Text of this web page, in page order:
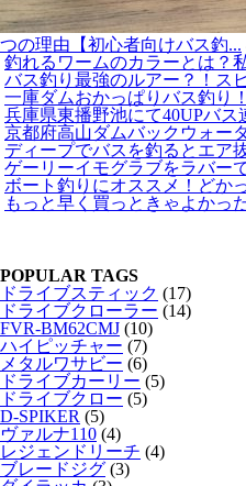
つの理由【初心者向けバス釣...
釣れるワームのカラーとは？
バス釣り最強のルアー？！ス
一庫ダムおかっぱりバス釣り
兵庫県東播野池にて40UPバス
京都府高山ダムバックウォー
ディープでバスを釣るとエア
ゲーリーイモグラブをラバー
ボート釣りにオススメ！どか
もっと早く買っときゃよかっ
POPULAR TAGS
ドライブスティック (17)
ドライブクローラー (14)
FVR-BM62CMJ (10)
ハイピッチャー (7)
メタルワサビー (6)
ドライブカーリー (5)
ドライブクロー (5)
D-SPIKER (5)
ヴァルナ110 (4)
レジェンドリーチ (4)
ブレードジグ (3)